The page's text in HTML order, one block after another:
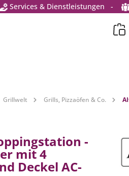
Services & Dienstleistungen -
Grillwelt Grills, Pizzaöfen & Co.
-
mit 4
Deckel AC-